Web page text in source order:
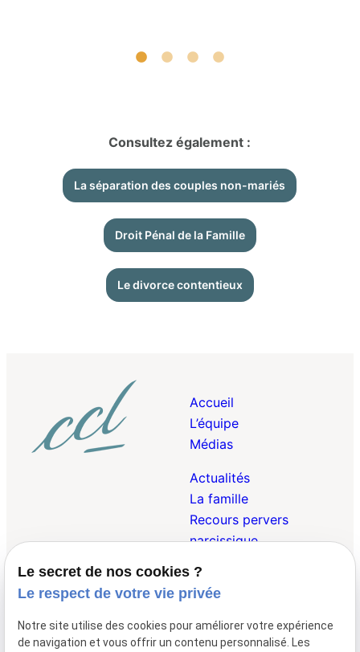
issues that required a lawyer, I was
they have made the process to
seamlessly as possible.
Consultez également :
La séparation des couples non-mariés
Droit Pénal de la Famille
Le divorce contentieux
Accueil
L’équipe
Médias
Actualités
La famille
Recours pervers
narcissique
Droit Pénal de la
Famille
Droit Internationnal et
Le secret de nos cookies ?
Le respect de votre vie privée
Notre site utilise des cookies pour améliorer votre expérience
de navigation et vous offrir un contenu personnalisé. Les